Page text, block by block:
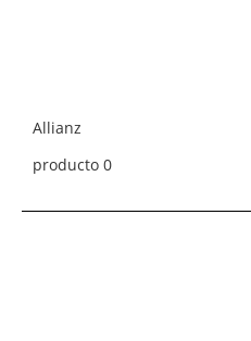
Allianz
producto 0